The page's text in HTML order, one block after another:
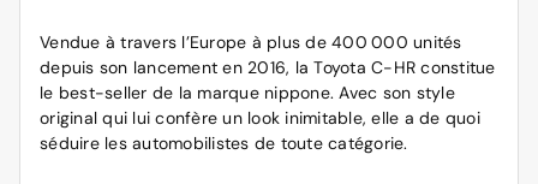
Vendue à travers l’Europe à plus de 400 000 unités
depuis son lancement en 2016, la Toyota C-HR constitue
le best-seller de la marque nippone. Avec son style
original qui lui confère un look inimitable, elle a de quoi
séduire les automobilistes de toute catégorie.